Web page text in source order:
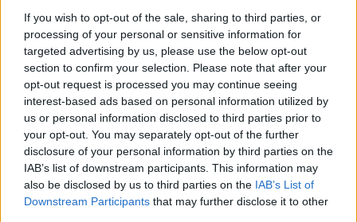
If you wish to opt-out of the sale, sharing to third parties, or
processing of your personal or sensitive information for
targeted advertising by us, please use the below opt-out
section to confirm your selection. Please note that after your
opt-out request is processed you may continue seeing
interest-based ads based on personal information utilized by
us or personal information disclosed to third parties prior to
your opt-out. You may separately opt-out of the further
disclosure of your personal information by third parties on the
IAB’s list of downstream participants. This information may
also be disclosed by us to third parties on the IAB’s List of
Downstream Participants that may further disclose it to other
tetőtéri szekcióban egy modern, dinóprojektre épülő
látogatóközpont jön létre.
Az intézmény stratégiájának középpontjában a Mecsek
feketekőszén-bányáiban és azok meddőhányóin megtalált
lábnyomfosszíliáiról ismert dinoszauruszfaj, a jura korban élt
Komlosaurus carbonis áll majd.
A tervek szerint látványos installációkkal pillanthatnak majd